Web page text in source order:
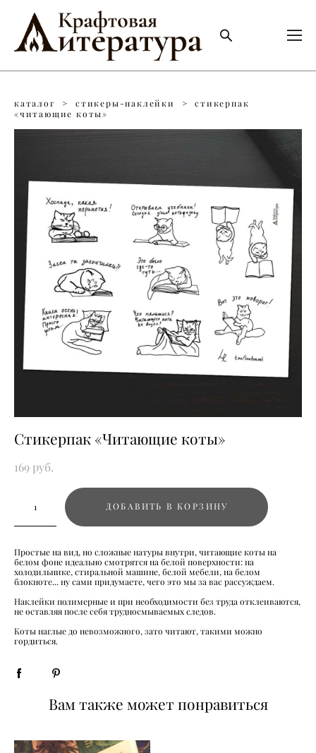
каталог > стикеры-наклейки >
стикерпак
«читающие коты»
Стикерпак «Читающие коты»
169 pуб.
ДОБАВИТЬ В КОРЗИНУ
Простые на вид, но сложные натуры внутри, читающие коты на
белом фоне идеально смотрятся на белой поверхности: на
холодильнике, стиральной машине, белой мебели, на белом
блокноте... ну сами придумаете, чего это мы за вас рассуждаем.
Наклейки полимерные и при необходимости без труда отклеиваются,
не оставляя после себя трудносмываемых следов.
Коты наглые до невозможного, зато читают, такими можно
гордиться.
Вам также может понравиться